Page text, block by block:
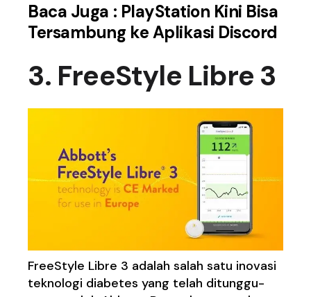
Baca Juga : PlayStation Kini Bisa
Tersambung ke Aplikasi Discord
3. FreeStyle Libre 3
FreeStyle Libre 3 adalah salah satu inovasi
teknologi diabetes yang telah ditunggu-